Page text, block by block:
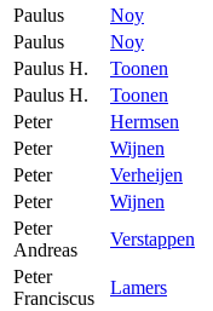
Paulus
Noy
Paulus
Noy
Paulus H.
Toonen
Paulus H.
Toonen
Peter
Hermsen
Peter
Wijnen
Peter
Verheijen
Peter
Wijnen
Peter
Andreas
Verstappen
Peter
Franciscus
Lamers